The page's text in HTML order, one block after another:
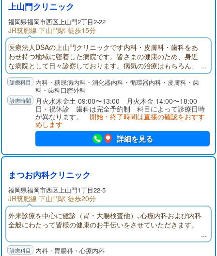
上山門クリニック
福岡県福岡市西区上山門2丁目2-22
JR筑肥線 下山門駅 徒歩15分
医療法人DSAの上山門クリニックです内科・皮膚科・歯科をあ
わせ持つ地域に密着した病院です。皆さまの健康のため、身近
な病院として日々診察しております。病気の治療はもちろん、
健康に不安があればお気軽にご相談ください。
内科・糖尿病内科・消化器内科・循環器内科・皮膚科・歯
科・歯科口腔外科
月火水木金土 09:00〜13:00 月火木金 14:00〜18:00
日・祝休診 歯科は完全予約制 科目によって診療日時
が異なります。 開始・終了時間は直接の確認をおすす
めします
詳細を見る
まつお内科クリニック
福岡県福岡市西区上山門1丁目22-5
JR筑肥線 下山門駅 徒歩20分
外来診療を中心に健診（胃・大腸検査他）､心療内科および内科
全般にわたって皆様の健康のお手伝いをさせていただきます。
内科・胃腸科・心療内科